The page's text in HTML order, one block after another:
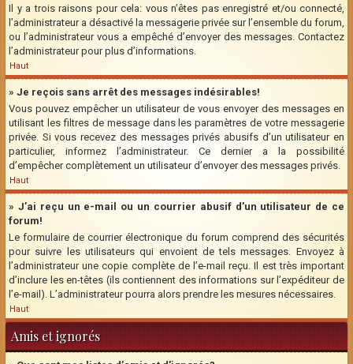
Il y a trois raisons pour cela: vous n’êtes pas enregistré et/ou connecté,
l’administrateur a désactivé la messagerie privée sur l’ensemble du forum,
ou l’administrateur vous a empêché d’envoyer des messages. Contactez
l’administrateur pour plus d’informations.
Haut
» Je reçois sans arrêt des messages indésirables!
Vous pouvez empêcher un utilisateur de vous envoyer des messages en
utilisant les filtres de message dans les paramètres de votre messagerie
privée. Si vous recevez des messages privés abusifs d’un utilisateur en
particulier, informez l’administrateur. Ce dernier a la possibilité
d’empêcher complètement un utilisateur d’envoyer des messages privés.
Haut
» J’ai reçu un e-mail ou un courrier abusif d’un utilisateur de ce
forum!
Le formulaire de courrier électronique du forum comprend des sécurités
pour suivre les utilisateurs qui envoient de tels messages. Envoyez à
l’administrateur une copie complète de l’e-mail reçu. Il est très important
d’inclure les en-têtes (ils contiennent des informations sur l’expéditeur de
l’e-mail). L’administrateur pourra alors prendre les mesures nécessaires.
Haut
Amis et ignorés